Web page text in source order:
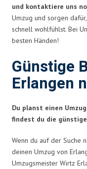
und kontaktiere uns
Umzug und sorgen
schnell wohlfühlst. Bei
besten Händen!
Günstige
Erlangen
Du planst einen
findest du die günstige
Wenn du auf der Suche
deinen Umzug von
Umzugsmeister Wirtz